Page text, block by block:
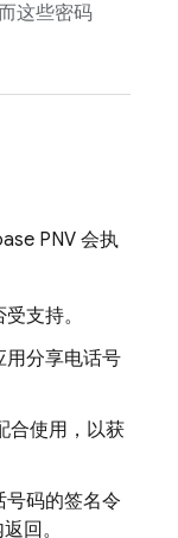
这些密码
PNV会执
支持。
用分享电话号
合使用，以获
号码的签名令
回。